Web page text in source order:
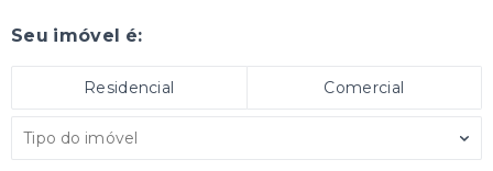
Seu imóvel é:
Residencial Comercial
Tipo do imóvel